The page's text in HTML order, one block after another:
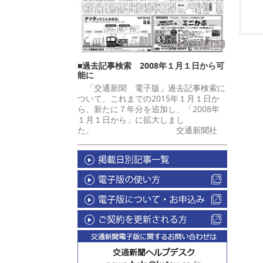
■過去記事検索 2008年１月１日から可
能に
「交通新聞 電子版」過去記事検索に
ついて、これまでの2015年１月１日か
ら、新たに７年分を追加し、「2008年
１月１日から」に拡大しまし
た。 交通新聞社